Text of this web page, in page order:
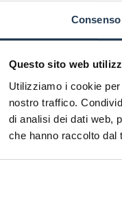
Consenso
Questo sito web
Utilizziamo i cookie
nostro traffico.
di analisi dei dati web,
che hanno raccolto dal
fondamentale che
per completare le
un documento di
In
è essenziale
Unidav a
a Pescara
e molte altre. I
in
o la vita
didattico, forum